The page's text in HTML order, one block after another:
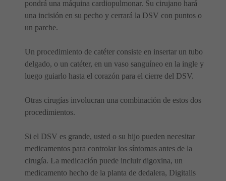
pondrá una máquina cardiopulmonar. Su cirujano hará
una incisión en su pecho y cerrará la DSV con puntos o
un parche.
Un procedimiento de catéter consiste en insertar un tubo
delgado, o un catéter, en un vaso sanguíneo en la ingle y
luego guiarlo hasta el corazón para el cierre del DSV.
Otras cirugías involucran una combinación de estos dos
procedimientos.
Si el DSV es grande, usted o su hijo pueden necesitar
medicamentos para controlar los síntomas antes de la
cirugía. La medicación puede incluir digoxina, un
medicamento hecho de la planta de dedalera, Digitalis